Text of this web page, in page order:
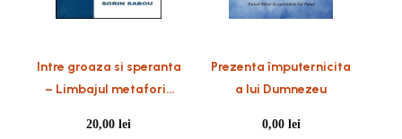
Intre groaza si speranta
– Limbajul metaforic
Romani 6:1-11
20,00lei
Prezenta împuternicita
a lui Dumnezeu
0,00 lei